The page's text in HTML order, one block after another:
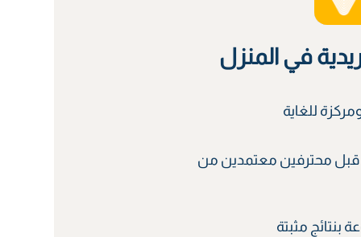
في المنزل
للغاية
محترفين معتمدين من
بنتائج مثبتة